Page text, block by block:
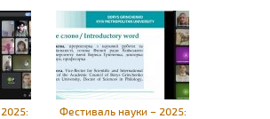
Фестиваль науки – 2025: